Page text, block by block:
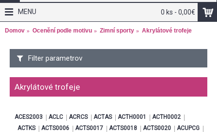
0 ks - 0,00€
MENU
Domov Ocenění podle motivu Zimní sporty Akrylátové trofeje
Filter parametrov
Akrylátové trofeje
ACES2003 ACLC ACRCS ACTAS ACTH0001
ACTH0002
ACTKS
ACTS0006 ACTS0017 ACTS0018 ACTS0020
ACUPCG